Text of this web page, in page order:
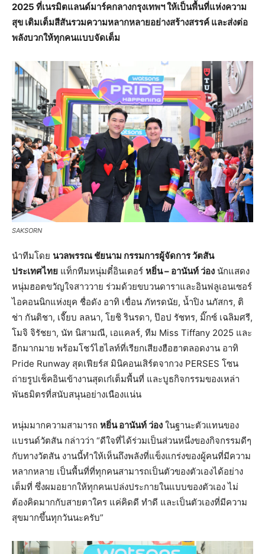
2025 ที่เนรมิตแลนด์มาร์คกลางกรุงเทพฯ ให้เป็นพื้นที่แห่งความ
สุข เติมเต็มสีสันรวมความหลากหลายอย่างสร้างสรรค์ และส่งต่อ
พลังบวกให้ทุกคนแบบจัดเต็ม
SAKSORN
นำทีมโดย นวลพรรณ ชัยนาม กรรมการผู้จัดการ วัตสัน
ประเทศไทย แท็กทีมหนุ่มตี๋อินเตอร์ หยิ่น – อานันท์ ว่อง นักแสดง
หนุ่มฮอตขวัญใจสาววาย ร่วมด้วยขบวนดาราและอินฟลูเอนเซอร์
ไอคอนนิกแห่งยุค ชื่อดัง อาทิ เขื่อน ภัทรดนัย, น้ำปิง นภัสกร, ติ
ช่า กันติชา, เจี๊ยบ ลลนา, โยชิ รินรดา, ป๊อป รัชทร, มิ๊กซ์ เฉลิมศรี,
โมจิ จิรัชยา, นัท นิสามณี, เอแคลร์, ทีม Miss Tiffany 2025 และ
อีกมากมาย พร้อมโชว์ไฮไลท์ที่เรียกเสียงฮือฮาตลอดงาน อาทิ
Pride Runway สุดเฟียร์ส มินิคอนเสิร์ตจากวง PERSES โซน
ถ่ายรูปเช็คอินเข้างานสุดเก๋เต็มพื้นที่ และบูธกิจกรรมของเหล่า
พันธมิตรที่สนับสนุนอย่างเนืองแน่น
หนุ่มมากความสามารถ หยิ่น อานันท์ ว่อง ในฐานะตัวแทนของ
แบรนด์วัตสัน กล่าวว่า “ดีใจที่ได้ร่วมเป็นส่วนหนึ่งของกิจกรรมดีๆ
กับทางวัตสัน งานนี้ทำให้เห็นถึงพลังที่แข็งแกร่งของผู้คนที่มีความ
หลากหลาย เป็นพื้นที่ที่ทุกคนสามารถเป็นตัวของตัวเองได้อย่าง
เต็มที่ ซึ่งผมอยากให้ทุกคนเปล่งประกายในแบบของตัวเอง ไม่
ต้องคิดมากกับสายตาใคร แค่คิดดี ทำดี และเป็นตัวเองที่มีความ
สุขมากขึ้นทุกวันนะครับ”